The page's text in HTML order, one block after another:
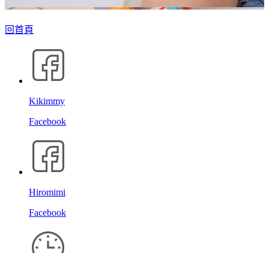
回首頁
Kikimmy
Facebook
Hiromimi
Facebook